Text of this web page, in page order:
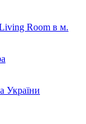
Room в м.
України